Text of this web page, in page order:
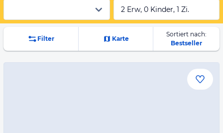
2 Erw, 0 Kinder, 1 Zi.
Filter Karte
Sortiert nach:
Bestseller